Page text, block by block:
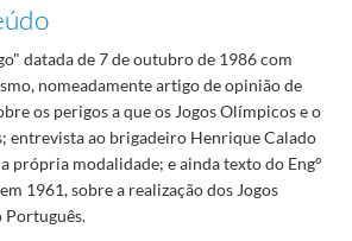
datada de 7 de outubro de 1986 com
nomeadamente artigo de opinião de
os perigos a que os Jogos Olímpicos e o
entrevista ao brigadeiro Henrique Calado
própria modalidade; e ainda texto do Engº
1961, sobre a realização dos Jogos